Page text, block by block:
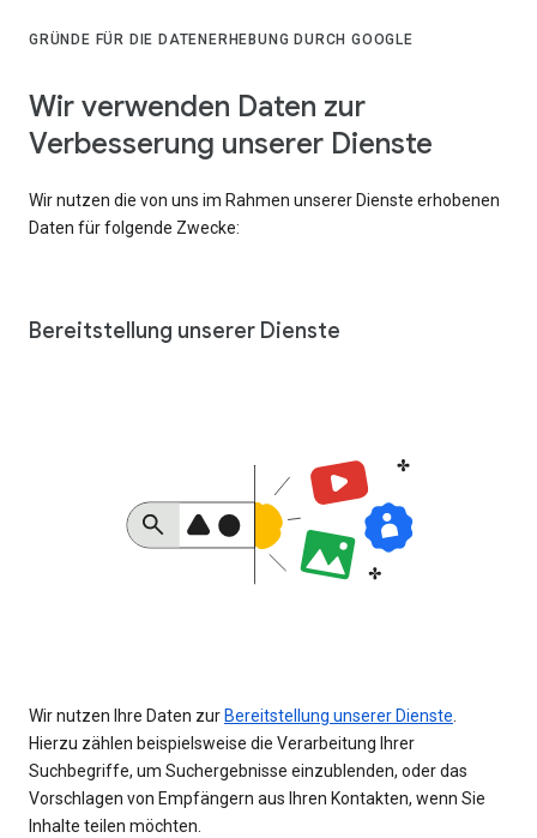
GRÜNDE FÜR DIE DATENERHEBUNG DURCH GOOGLE
Wir verwenden Daten zur
Verbesserung unserer Dienste
Wir nutzen die von uns im Rahmen unserer Dienste erhobenen
Daten für folgende Zwecke:
Bereitstellung unserer Dienste
Wir nutzen Ihre Daten zur Bereitstellung unserer Dienste
Hierzu zählen beispielsweise die Verarbeitung Ihrer
Suchbegriffe, um Suchergebnisse einzublenden, oder das
Vorschlagen von Empfängern aus Ihren Kontakten, wenn Sie
Inhalte teilen möchten.